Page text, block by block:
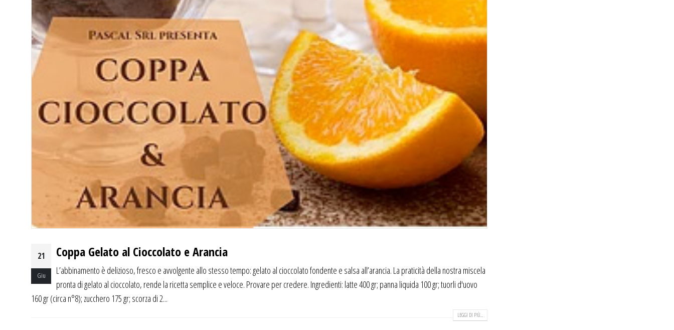
21
Giu
Coppa Gelato al Cioccolato e Arancia
L’abbinamento è delizioso, fresco e avvolgente allo stesso tempo: gelato al cioccolato fondente e salsa all’arancia. La praticità della nostra miscela
pronta di gelato al cioccolato, rende la ricetta semplice e veloce. Provare per credere. Ingredienti: latte 400 gr; panna liquida 100 gr; tuorli d'uovo
160 gr (circa n°8); zucchero 175 gr; scorza di 2...
LEGGI DI PIÙ...